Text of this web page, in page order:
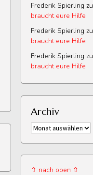
Frederik Spierling zu
braucht eure Hilfe
Frederik Spierling zu
braucht eure Hilfe
Frederik Spierling zu
braucht eure Hilfe
Archiv
Archiv
⇧ nach oben ⇧